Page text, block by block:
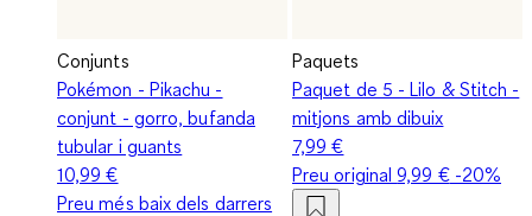
Conjunts
Pokémon - Pikachu -
conjunt - gorro, bufanda
tubular i guants
10,99 €
Preu més baix dels darrers
Paquets
Paquet de 5 - Lilo & Stitch -
mitjons amb dibuix
7,99 €
Preu original9,99 €-20%